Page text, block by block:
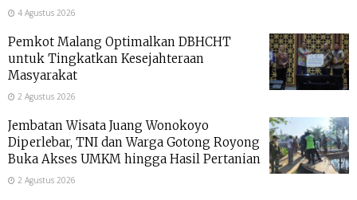
4 Agustus 2026
Pemkot Malang Optimalkan DBHCHT
untuk Tingkatkan Kesejahteraan
Masyarakat
2 Agustus 2026
Jembatan Wisata Juang Wonokoyo
Diperlebar, TNI dan Warga Gotong Royong
Buka Akses UMKM hingga Hasil Pertanian
2 Agustus 2026